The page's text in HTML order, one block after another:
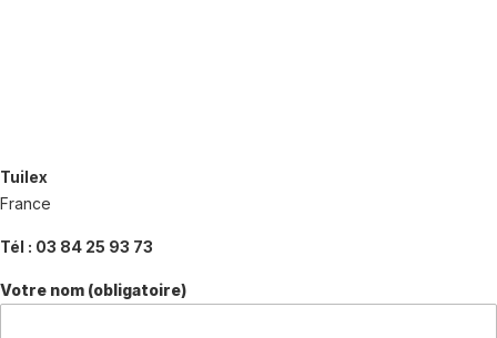
Tuilex
France
Tél : 03 84 25 93 73
Votre nom (obligatoire)